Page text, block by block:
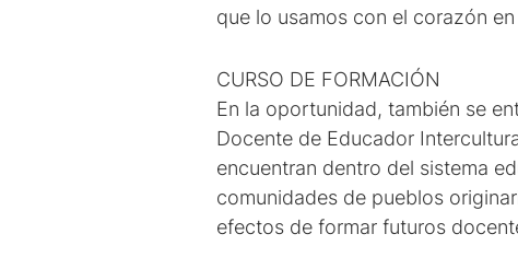
que lo usamos con el corazón
CURSO DE FORMACIÓN
En la oportunidad, también se
Docente de Educador
encuentran dentro del sistema
comunidades de pueblos
efectos de formar futuros